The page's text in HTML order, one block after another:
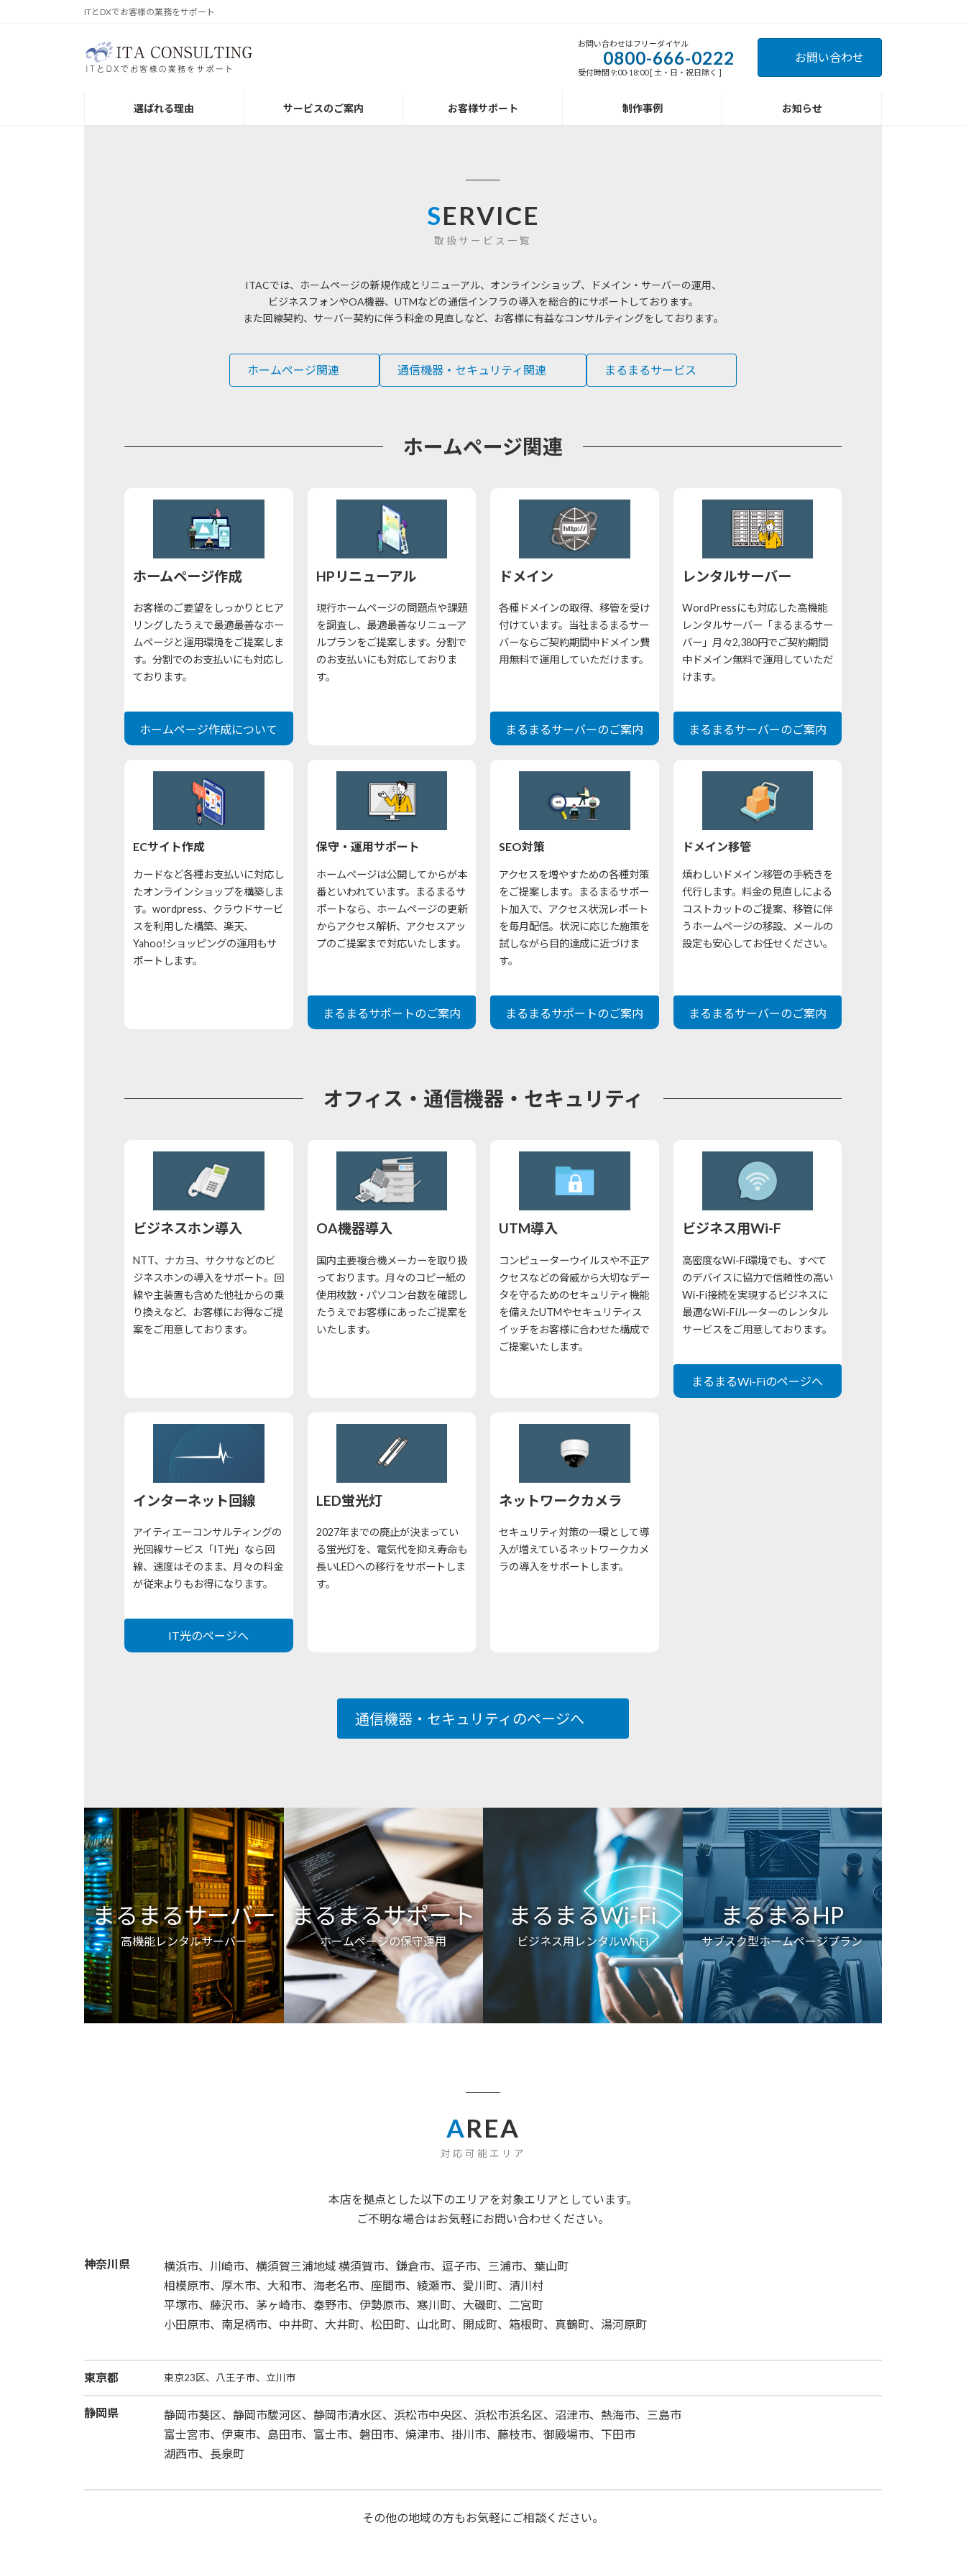
ITとDXでお客様の業務をサポート
お問い合わせはフリーダイヤル
0800-666-0222
受付時間 9:00-18:00 [ 土・日・祝日除く ]
お問い合わせ
選ばれる理由 サービスのご案内 お客様サポート 制作事例 お知らせ
SERVICE
取扱サービス一覧
ITACでは、ホームページの新規作成とリニューアル、オンラインショップ、ドメイン・サーバーの運用、
ビジネスフォンやOA機器、UTMなどの通信インフラの導入を総合的にサポートしております。
また回線契約、サーバー契約に伴う料金の見直しなど、お客様に有益なコンサルティングをしております。
ホームページ関連 通信機器・セキュリティ関連 まるまるサービス
ホームページ関連
ホームページ作成
お客様のご要望をしっかりとヒア
リングしたうえで最適最善なホー
ムページと運用環境をご提案しま
す。分割でのお支払いにも対応し
ております。
ホームページ作成について
HPリニューアル
現行ホームページの問題点や課題
を調査し、最適最善なリニューア
ルプランをご提案します。分割で
のお支払いにも対応しておりま
す。
ドメイン
各種ドメインの取得、移管を受け
付けています。当社まるまるサー
バーならご契約期間中ドメイン費
用無料で運用していただけます。
まるまるサーバーのご案内
レンタルサーバー
WordPressにも対応した高機能
レンタルサーバー「まるまるサー
バー」月々2,380円でご契約期間
中ドメイン無料で運用していただ
けます。
まるまるサーバーのご案内
ECサイト作成
カードなど各種お支払いに対応し
たオンラインショップを構築しま
す。wordpress、クラウドサービ
スを利用した構築、楽天、
Yahoo!ショッピングの運用もサ
ポートします。
保守・運用サポート
ホームページは公開してからが本
番といわれています。まるまるサ
ポートなら、ホームページの更新
からアクセス解析、アクセスアッ
プのご提案まで対応いたします。
まるまるサポートのご案内
SEO対策
アクセスを増やすための各種対策
をご提案します。まるまるサポー
ト加入で、アクセス状況レポート
を毎月配信。状況に応じた施策を
試しながら目的達成に近づけま
す。
まるまるサポートのご案内
ドメイン移管
煩わしいドメイン移管の手続きを
代行します。料金の見直しによる
コストカットのご提案、移管に伴
うホームページの移設、メールの
設定も安心してお任せください。
まるまるサーバーのご案内
オフィス・通信機器・セキュリティ
ビジネスホン導入
NTT、ナカヨ、サクサなどのビ
ジネスホンの導入をサポート。回
線や主装置も含めた他社からの乗
り換えなど、お客様にお得なご提
案をご用意しております。
OA機器導入
国内主要複合機メーカーを取り扱
っております。月々のコピー紙の
使用枚数・パソコン台数を確認し
たうえでお客様にあったご提案を
いたします。
UTM導入
コンピューターウイルスや不正ア
クセスなどの脅威から大切なデー
タを守るためのセキュリティ機能
を備えたUTMやセキュリティス
イッチをお客様に合わせた構成で
ご提案いたします。
ビジネス用Wi-F
高密度なWi-Fi環境でも、すべて
のデバイスに協力で信頼性の高い
Wi-Fi接続を実現するビジネスに
最適なWi-Fiルーターのレンタル
サービスをご用意しております。
まるまるWi-Fiのページへ
インターネット回線
アイティエーコンサルティングの
光回線サービス「IT光」なら回
線、速度はそのまま、月々の料金
が従来よりもお得になります。
IT光のページへ
LED蛍光灯
2027年までの廃止が決まってい
る蛍光灯を、電気代を抑え寿命も
長いLEDへの移行をサポートしま
す。
ネットワークカメラ
セキュリティ対策の一環として導
入が増えているネットワークカメ
ラの導入をサポートします。
通信機器・セキュリティのページへ
まるまるサーバー
高機能レンタルサーバー
まるまるサポート
ホームページの保守運用
まるまるWi-Fi
ビジネス用レンタルWi-Fi
まるまるHP
サブスク型ホームページプラン
AREA
対応可能エリア
本店を拠点とした以下のエリアを対象エリアとしています。
ご不明な場合はお気軽にお問い合わせください。
神奈川県
横浜市、川崎市、横須賀三浦地域 横須賀市、鎌倉市、逗子市、三浦市、葉山町
相模原市、厚木市、大和市、海老名市、座間市、綾瀬市、愛川町、清川村
平塚市、藤沢市、茅ヶ崎市、秦野市、伊勢原市、寒川町、大磯町、二宮町
小田原市、南足柄市、中井町、大井町、松田町、山北町、開成町、箱根町、真鶴町、湯河原町
東京都 東京23区、八王子市、立川市
静岡県
静岡市葵区、静岡市駿河区、静岡市清水区、浜松市中央区、浜松市浜名区、沼津市、熱海市、三島市
富士宮市、伊東市、島田市、富士市、磐田市、焼津市、掛川市、藤枝市、御殿場市、下田市
湖西市、長泉町
その他の地域の方もお気軽にご相談ください。